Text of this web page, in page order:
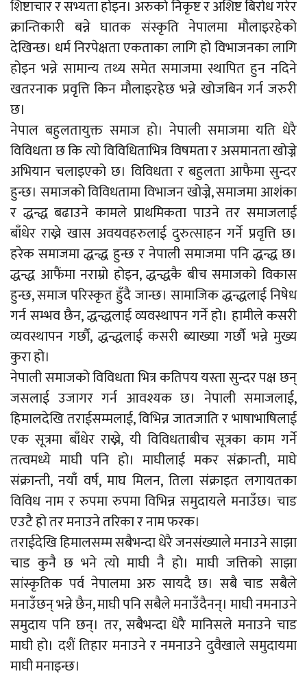
शिष्टाचार र सभ्यता होइन। अरुको निकृष्ट र अशिष्ट बिरोध गरेर
क्रान्तिकारी बन्ने घातक संस्कृति नेपालमा मौलाइरहेको
देखिन्छ। धर्म निरपेक्षता एकताका लागि हो विभाजनका लागि
होइन भन्ने सामान्य तथ्य समेत समाजमा स्थापित हुन नदिने
खतरनाक प्रवृत्ति किन मौलाइरहेछ भन्ने खोजबिन गर्न जरुरी
छ।
नेपाल बहुलतायुक्त समाज हो। नेपाली समाजमा यति धेरै
विविधता छ कि त्यो विविधिताभित्र विषमता र असमानता खोज्ने
अभियान चलाइएको छ। विविधता र बहुलता आफैमा सुन्दर
हुन्छ। समाजको विविधतामा विभाजन खोज्ने, समाजमा आशंका
र द्धन्द्ध बढाउने कामले प्राथमिकता पाउने तर समाजलाई
बाँधेर राख्ने खास अवयवहरुलाई दुरुत्साहन गर्ने प्रवृत्ति छ।
हरेक समाजमा द्धन्द्ध हुन्छ र नेपाली समाजमा पनि द्धन्द्ध छ।
द्धन्द्ध आफैंमा नराम्रो होइन, द्धन्द्धकै बीच समाजको विकास
हुन्छ, समाज परिस्कृत हुँदै जान्छ। सामाजिक द्धन्द्धलाई निषेध
गर्न सम्भव छैन, द्धन्द्धलाई व्यवस्थापन गर्ने हो। हामीले कसरी
व्यवस्थापन गर्छौ, द्धन्द्धलाई कसरी ब्याख्या गर्छौ भन्ने मुख्य
कुरा हो।
नेपाली समाजको विविधता भित्र कतिपय यस्ता सुन्दर पक्ष छन्
जसलाई उजागर गर्न आवश्यक छ। नेपाली समाजलाई,
हिमालदेखि तराईसम्मलाई, विभिन्न जातजाति र भाषाभाषिलाई
एक सूत्रमा बाँधेर राख्ने, यी विविधताबीच सूत्रका काम गर्ने
तत्वमध्ये माघी पनि हो। माघीलाई मकर संक्रान्ती, माघे
संक्रान्ती, नयाँ वर्ष, माघ मिलन, तिला संक्राइत लगायतका
विविध नाम र रुपमा रुपमा विभिन्न समुदायले मनाउँछ। चाड
एउटै हो तर मनाउने तरिका र नाम फरक।
तराईदेखि हिमालसम्म सबैभन्दा धेरै जनसंख्याले मनाउने साझा
चाड कुनै छ भने त्यो माघी नै हो। माघी जत्तिको साझा
सांस्कृतिक पर्व नेपालमा अरु सायदै छ। सबै चाड सबैले
मनाउँछन् भन्ने छैन, माघी पनि सबैले मनाउँदैनन्। माघी नमनाउने
समुदाय पनि छन्। तर, सबैभन्दा धेरै मानिसले मनाउने चाड
माघी हो। दशैं तिहार मनाउने र नमनाउने दुवैखाले समुदायमा
माघी मनाइन्छ।